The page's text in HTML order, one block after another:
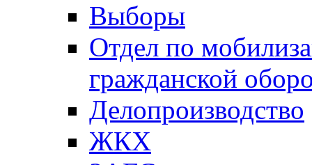
Выборы
Отдел по
гражданской
Делопроизводство
ЖКХ